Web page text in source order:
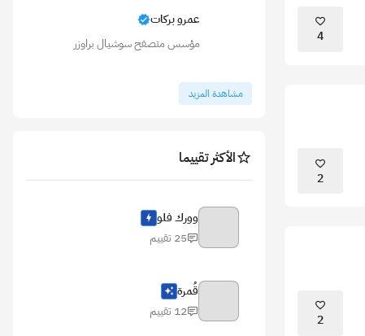
4
2
2
عمرو بركات
مؤسس متصفح سوشيال براوزر
مشاهدة المزيد
الأكثر تقييما
وورك فلو
25 تقييم
قُمرة
12 تقييم